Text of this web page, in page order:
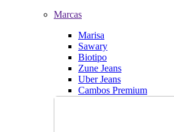
Marcas
Marisa
Sawary
Biotipo
Zune Jeans
Uber Jeans
Cambos Premium